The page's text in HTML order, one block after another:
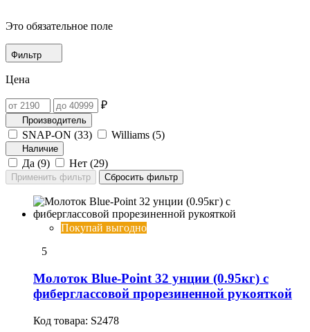
Это обязательное поле
Фильтр
Цена
₽
Производитель
SNAP-ON (33) Williams (5)
Наличие
Да (9) Нет (29)
Покупай выгодно
5
Молоток Blue-Point 32 унции (0.95кг) с
фиберглассовой прорезиненной рукояткой
Код товара: S2478